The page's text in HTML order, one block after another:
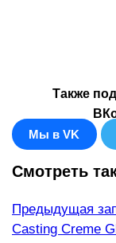
Также
Мы в VK
Смотреть
Еще
статьи
Предыдущая
Casting Creme